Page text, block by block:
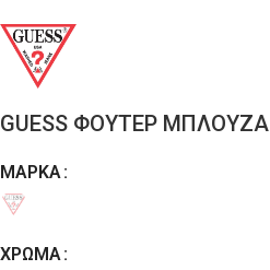
GUESS ΦΟΥΤΕΡ ΜΠΛΟΥΖΑ
ΜΆΡΚΑ
ΧΡΏΜΑ
Alternative: